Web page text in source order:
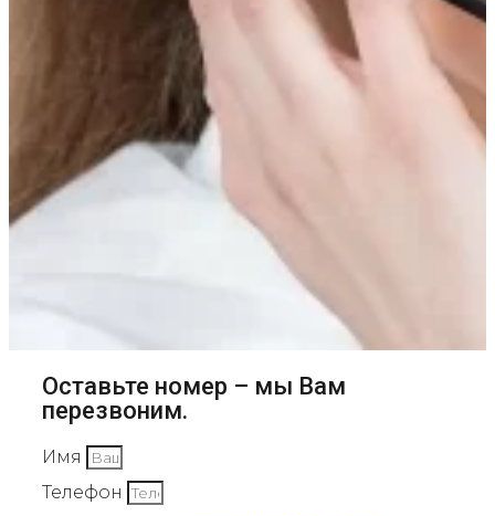
Оставьте номер – мы Вам
перезвоним.
Имя
Телефон